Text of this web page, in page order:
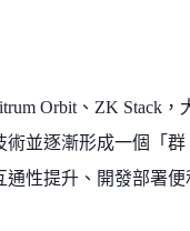
Orbit、ZK Stack，
術並逐漸形成一個「群
性提升、開發部署便